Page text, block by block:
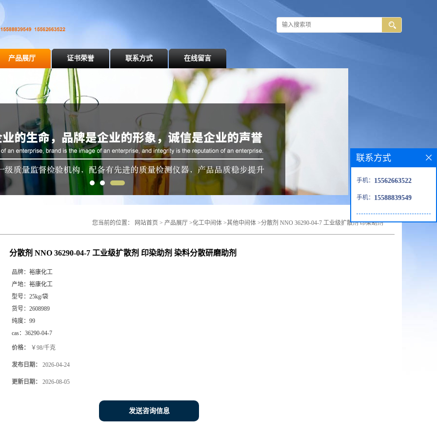
产品展厅 证书荣誉 联系方式 在线留言
您当前的位置： 网站首页 > 产品展厅 >化工中间体 >其他中间体 >分散剂 NNO 36290-04-7 工业级扩散剂 印染助剂
染料分散研磨助剂
分散剂 NNO 36290-04-7 工业级扩散剂 印染助剂 染料分散研磨助剂
品牌： 裕康化工
产地： 裕康化工
型号： 25kg/袋
货号： 2608989
纯度： 99
cas： 36290-04-7
价格： ￥98/千克
发布日期： 2026-04-24
更新日期： 2026-08-05
发送咨询信息
联系方式
手机： 15562663522
手机： 15588839549